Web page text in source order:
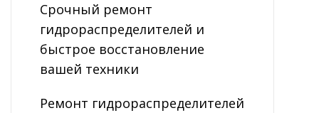
Срочный ремонт
гидрораспределителей и
быстрое восстановление
вашей техники
Ремонт гидрораспределителей